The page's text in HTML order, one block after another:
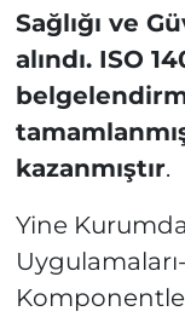
Sağlığı ve
alındı. ISO
kazanmıştır.
Yine